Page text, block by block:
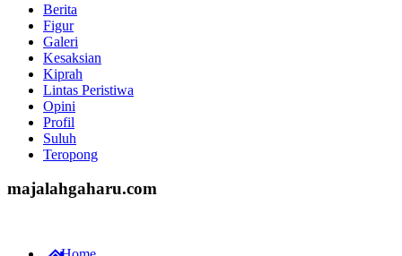
Berita
Figur
Galeri
Kesaksian
Kiprah
Lintas Peristiwa
Opini
Profil
Suluh
Teropong
majalahgaharu.com